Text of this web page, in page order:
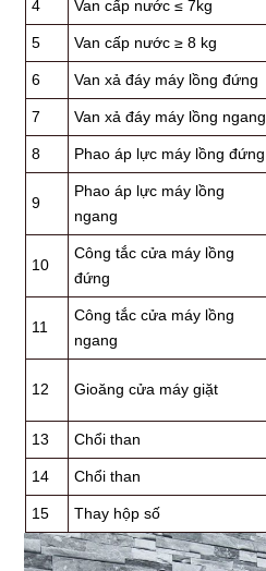
4 Van cấp nước ≤ 7kg
5 Van cấp nước ≥ 8 kg
6 Van xả đáy máy lồng đứng
7 Van xả đáy máy lồng ngang
8 Phao áp lực máy lồng đứng
9
Phao áp lực máy lồng
ngang
10
Công tắc cửa máy lồng
đứng
11
Công tắc cửa máy lồng
ngang
12 Gioăng cửa máy giặt
13 Chổi than
14 Chổi than
15 Thay hộp số